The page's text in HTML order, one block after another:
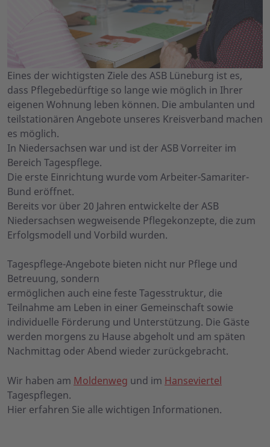
Eines der wichtigsten Ziele des ASB Lüneburg ist es,
dass Pflegebedürftige so lange wie möglich in Ihrer
eigenen Wohnung leben können. Die ambulanten und
teilstationären Angebote unseres Kreisverband machen
es möglich.
In Niedersachsen war und ist der ASB Vorreiter im
Bereich Tagespflege.
Die erste Einrichtung wurde vom Arbeiter-Samariter-
Bund eröffnet.
Bereits vor über 20 Jahren entwickelte der ASB
Niedersachsen wegweisende Pflegekonzepte, die zum
Erfolgsmodell und Vorbild wurden.
Tagespflege-Angebote bieten nicht nur Pflege und
Betreuung, sondern
ermöglichen auch eine feste Tagesstruktur, die
Teilnahme am Leben in einer Gemeinschaft sowie
individuelle Förderung und Unterstützung. Die Gäste
werden morgens zu Hause abgeholt und am späten
Nachmittag oder Abend wieder zurückgebracht.
Wir haben am Moldenweg und im Hanseviertel
Tagespflegen.
Hier erfahren Sie alle wichtigen Informationen.